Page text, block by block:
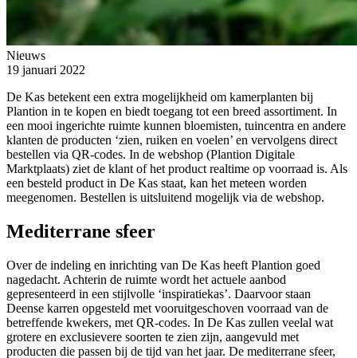
Nieuws
19 januari 2022
De Kas betekent een extra mogelijkheid om kamerplanten bij
Plantion in te kopen en biedt toegang tot een breed assortiment. In
een mooi ingerichte ruimte kunnen bloemisten, tuincentra en andere
klanten de producten ‘zien, ruiken en voelen’ en vervolgens direct
bestellen via QR-codes. In de webshop (Plantion Digitale
Marktplaats) ziet de klant of het product realtime op voorraad is. Als
een besteld product in De Kas staat, kan het meteen worden
meegenomen. Bestellen is uitsluitend mogelijk via de webshop.
Mediterrane sfeer
Over de indeling en inrichting van De Kas heeft Plantion goed
nagedacht. Achterin de ruimte wordt het actuele aanbod
gepresenteerd in een stijlvolle ‘inspiratiekas’. Daarvoor staan
Deense karren opgesteld met vooruitgeschoven voorraad van de
betreffende kwekers, met QR-codes. In De Kas zullen veelal wat
grotere en exclusievere soorten te zien zijn, aangevuld met
producten die passen bij de tijd van het jaar. De mediterrane sfeer,